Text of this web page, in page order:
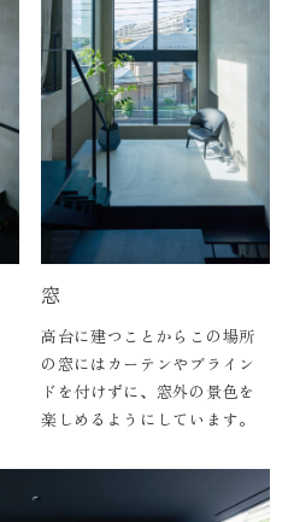
窓
高台に建つことからこの場所
の窓にはカーテンやブライン
ドを付けずに、窓外の景色を
楽しめるようにしています。